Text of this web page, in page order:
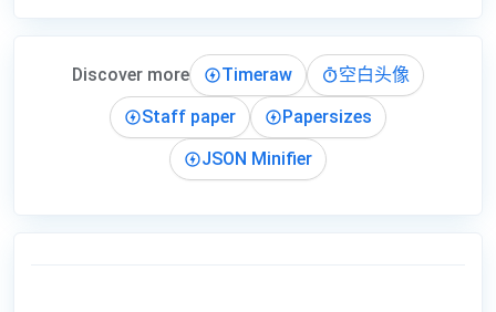
Discover more Timeraw
空白头像
Staff paper
Papersizes
JSON Minifier